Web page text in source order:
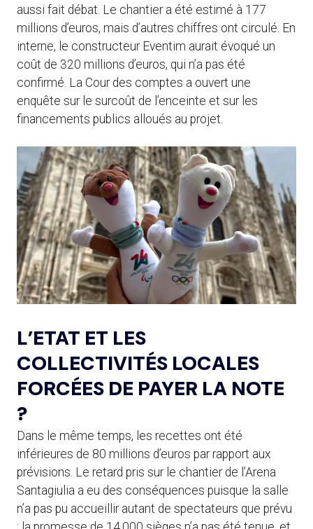
aussi fait débat. Le chantier a été estimé à 177
millions d’euros, mais d’autres chiffres ont circulé. En
interne, le constructeur Eventim aurait évoqué un
coût de 320 millions d’euros, qui n’a pas été
confirmé. La Cour des comptes a ouvert une
enquête sur le surcoût de l’enceinte et sur les
financements publics alloués au projet.
L’ETAT ET LES
COLLECTIVITÉS LOCALES
FORCÉES DE PAYER LA NOTE
?
Dans le même temps, les recettes ont été
inférieures de 80 millions d’euros par rapport aux
prévisions. Le retard pris sur le chantier de l’Arena
Santagiulia a eu des conséquences puisque la salle
n’a pas pu accueillir autant de spectateurs que prévu